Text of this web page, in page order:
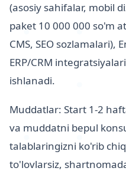
(asosiy sahifalar, mobil
paket 10 000 000 so'm
CMS, SEO sozlamalari),
ERP/CRM
ishlanadi.
Muddatlar: Start 1-2
va muddatni bepul
talablaringizni ko'rib
to'lovlarsiz,